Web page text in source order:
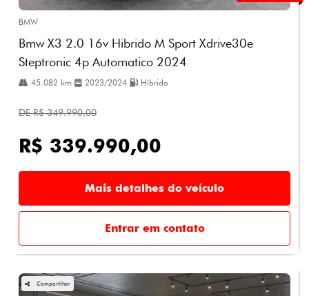
BMW
Bmw X3 2.0 16v Hibrido M Sport Xdrive30e
Steptronic 4p Automatico 2024
45.082 km 2023/2024 Híbrido
DE R$ 349.990,00
R$ 339.990,00
Mais detalhes do veículo
Entrar em contato
Compartilhar